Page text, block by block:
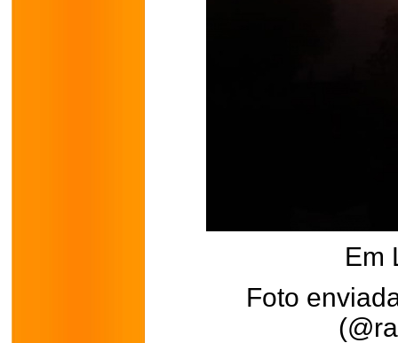
Em
Foto